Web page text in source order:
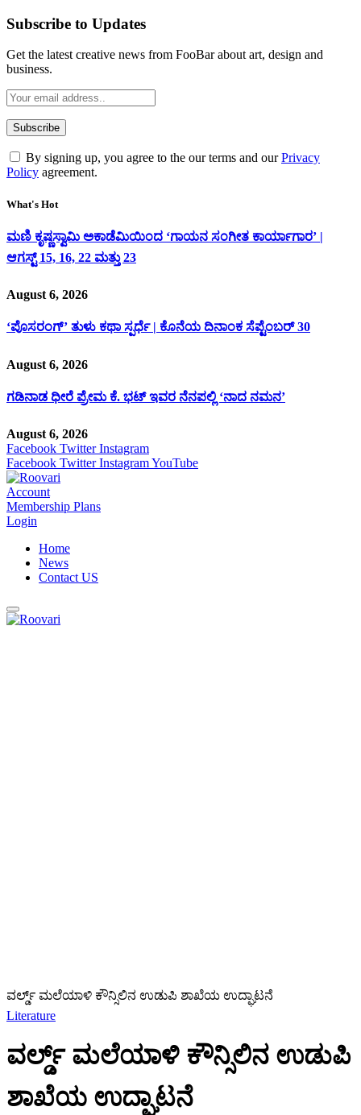
Subscribe to Updates
Get the latest creative news from FooBar about art, design and
business.
By signing up, you agree to the our terms and ourPrivacy
Policy agreement.
What's Hot
ಮಣಿ ಕೃಷ್ಣಸ್ವಾಮಿ ಅಕಾಡೆಮಿಯಿಂದ ‘ಗಾಯನ ಸಂಗೀತ ಕಾರ್ಯಾಗಾರ’ |
ಆಗಸ್ಟ್ 15, 16, 22 ಮತ್ತು 23
August 6, 2026
‘ಪೊಸರಂಗ್’ ತುಳು ಕಥಾ ಸ್ಪರ್ಧೆ | ಕೊನೆಯ ದಿನಾಂಕ ಸೆಪ್ಟೆಂಬರ್ 30
August 6, 2026
ಗಡಿನಾಡ ಧೀರೆ ಪ್ರೇಮ ಕೆ. ಭಟ್ ಇವರ ನೆನಪಲ್ಲಿ ‘ನಾದ ನಮನ’
August 6, 2026
Facebook Twitter Instagram
Facebook Twitter InstagramYouTube
Account
Membership Plans
Login
Home
News
Contact US
ವರ್ಲ್ಡ್ ಮಲೆಯಾಳಿ ಕೌನ್ಸಿಲಿನ ಉಡುಪಿ ಶಾಖೆಯ ಉದ್ಘಾಟನೆ
Literature
ವರ್ಲ್ಡ್ ಮಲೆಯಾಳಿ ಕೌನ್ಸಿಲಿನ ಉಡುಪಿ
ಶಾಖೆಯ ಉದ್ಘಾಟನೆ